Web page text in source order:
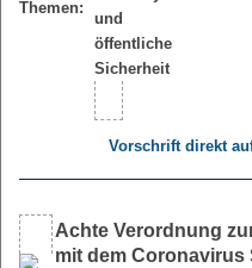
Themen:
Vorschrift direkt
Achte Verordnung
mit dem Coronavirus